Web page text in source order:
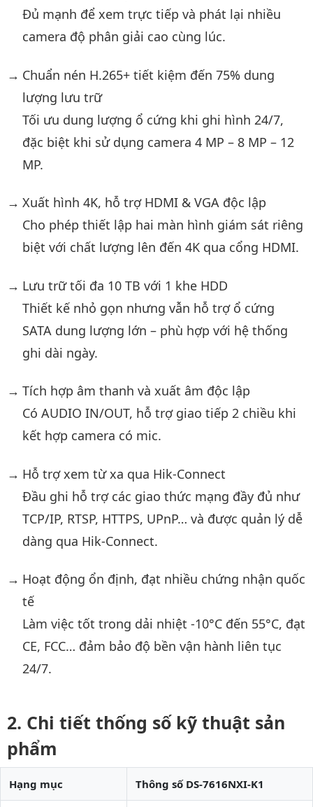
Đủ mạnh để xem trực tiếp và phát lại nhiều
camera độ phân giải cao cùng lúc.
Chuẩn nén H.265+ tiết kiệm đến 75% dung
lượng lưu trữ
Tối ưu dung lượng ổ cứng khi ghi hình 24/7,
đặc biệt khi sử dụng camera 4 MP – 8 MP – 12
MP.
Xuất hình 4K, hỗ trợ HDMI & VGA độc lập
Cho phép thiết lập hai màn hình giám sát riêng
biệt với chất lượng lên đến 4K qua cổng HDMI.
Lưu trữ tối đa 10 TB với 1 khe HDD
Thiết kế nhỏ gọn nhưng vẫn hỗ trợ ổ cứng
SATA dung lượng lớn – phù hợp với hệ thống
ghi dài ngày.
Tích hợp âm thanh và xuất âm độc lập
Có AUDIO IN/OUT, hỗ trợ giao tiếp 2 chiều khi
kết hợp camera có mic.
Hỗ trợ xem từ xa qua Hik-Connect
Đầu ghi hỗ trợ các giao thức mạng đầy đủ như
TCP/IP, RTSP, HTTPS, UPnP… và được quản lý dễ
dàng qua Hik-Connect.
Hoạt động ổn định, đạt nhiều chứng nhận quốc
tế
Làm việc tốt trong dải nhiệt -10°C đến 55°C, đạt
CE, FCC… đảm bảo độ bền vận hành liên tục
24/7.
Chi tiết thống số kỹ thuật sản
phẩm
Hạng mục Thông số DS-7616NXI-K1